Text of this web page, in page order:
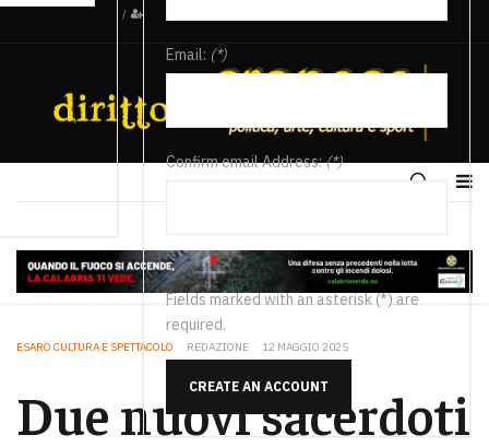
/
Email: (*)
Confirm email Address:(*)
Fields marked with an asterisk (*) are
required.
CREATE AN ACCOUNT
ESARO CULTURA E SPETTACOLO REDAZIONE 12 MAGGIO 2025
Due nuovi sacerdoti